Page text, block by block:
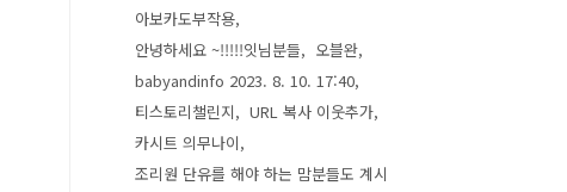
아보카도부작용
안녕하세요 ~!!!!!잇님분들
오블완
babyandinfo 2023. 8. 10. 17:40
티스토리챌린지
URL 복사 이웃추가
카시트 의무나이
조리원 단유를 해야 하는 맘분들도 계시